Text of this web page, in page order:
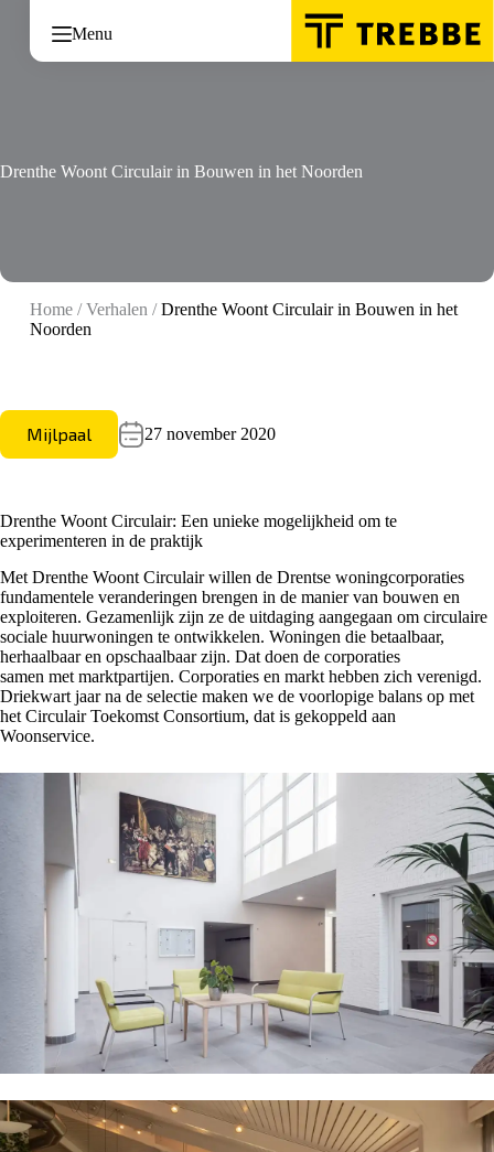
inhoud
Menu
Drenthe Woont Circulair in Bouwen in het Noorden
Home/Verhalen /Drenthe Woont Circulair in Bouwen in het
Noorden
Mijlpaal 27 november 2020
Drenthe Woont Circulair: Een unieke mogelijkheid om te
experimenteren in de praktijk
Met Drenthe Woont Circulair willen de Drentse woningcorporaties
fundamentele veranderingen brengen in de manier van bouwen en
exploiteren. Gezamenlijk zijn ze de uitdaging aangegaan om circulaire
sociale huurwoningen te ontwikkelen. Woningen die betaalbaar,
herhaalbaar en opschaalbaar zijn. Dat doen de corporaties
samen met marktpartijen. Corporaties en markt hebben zich verenigd.
Driekwart jaar na de selectie maken we de voorlopige balans op met
het Circulair Toekomst Consortium, dat is gekoppeld aan
Woonservice.